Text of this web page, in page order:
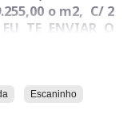
o m2, C/ 2
TE ENVIAR O
no bairro
possui uma
Escaninho